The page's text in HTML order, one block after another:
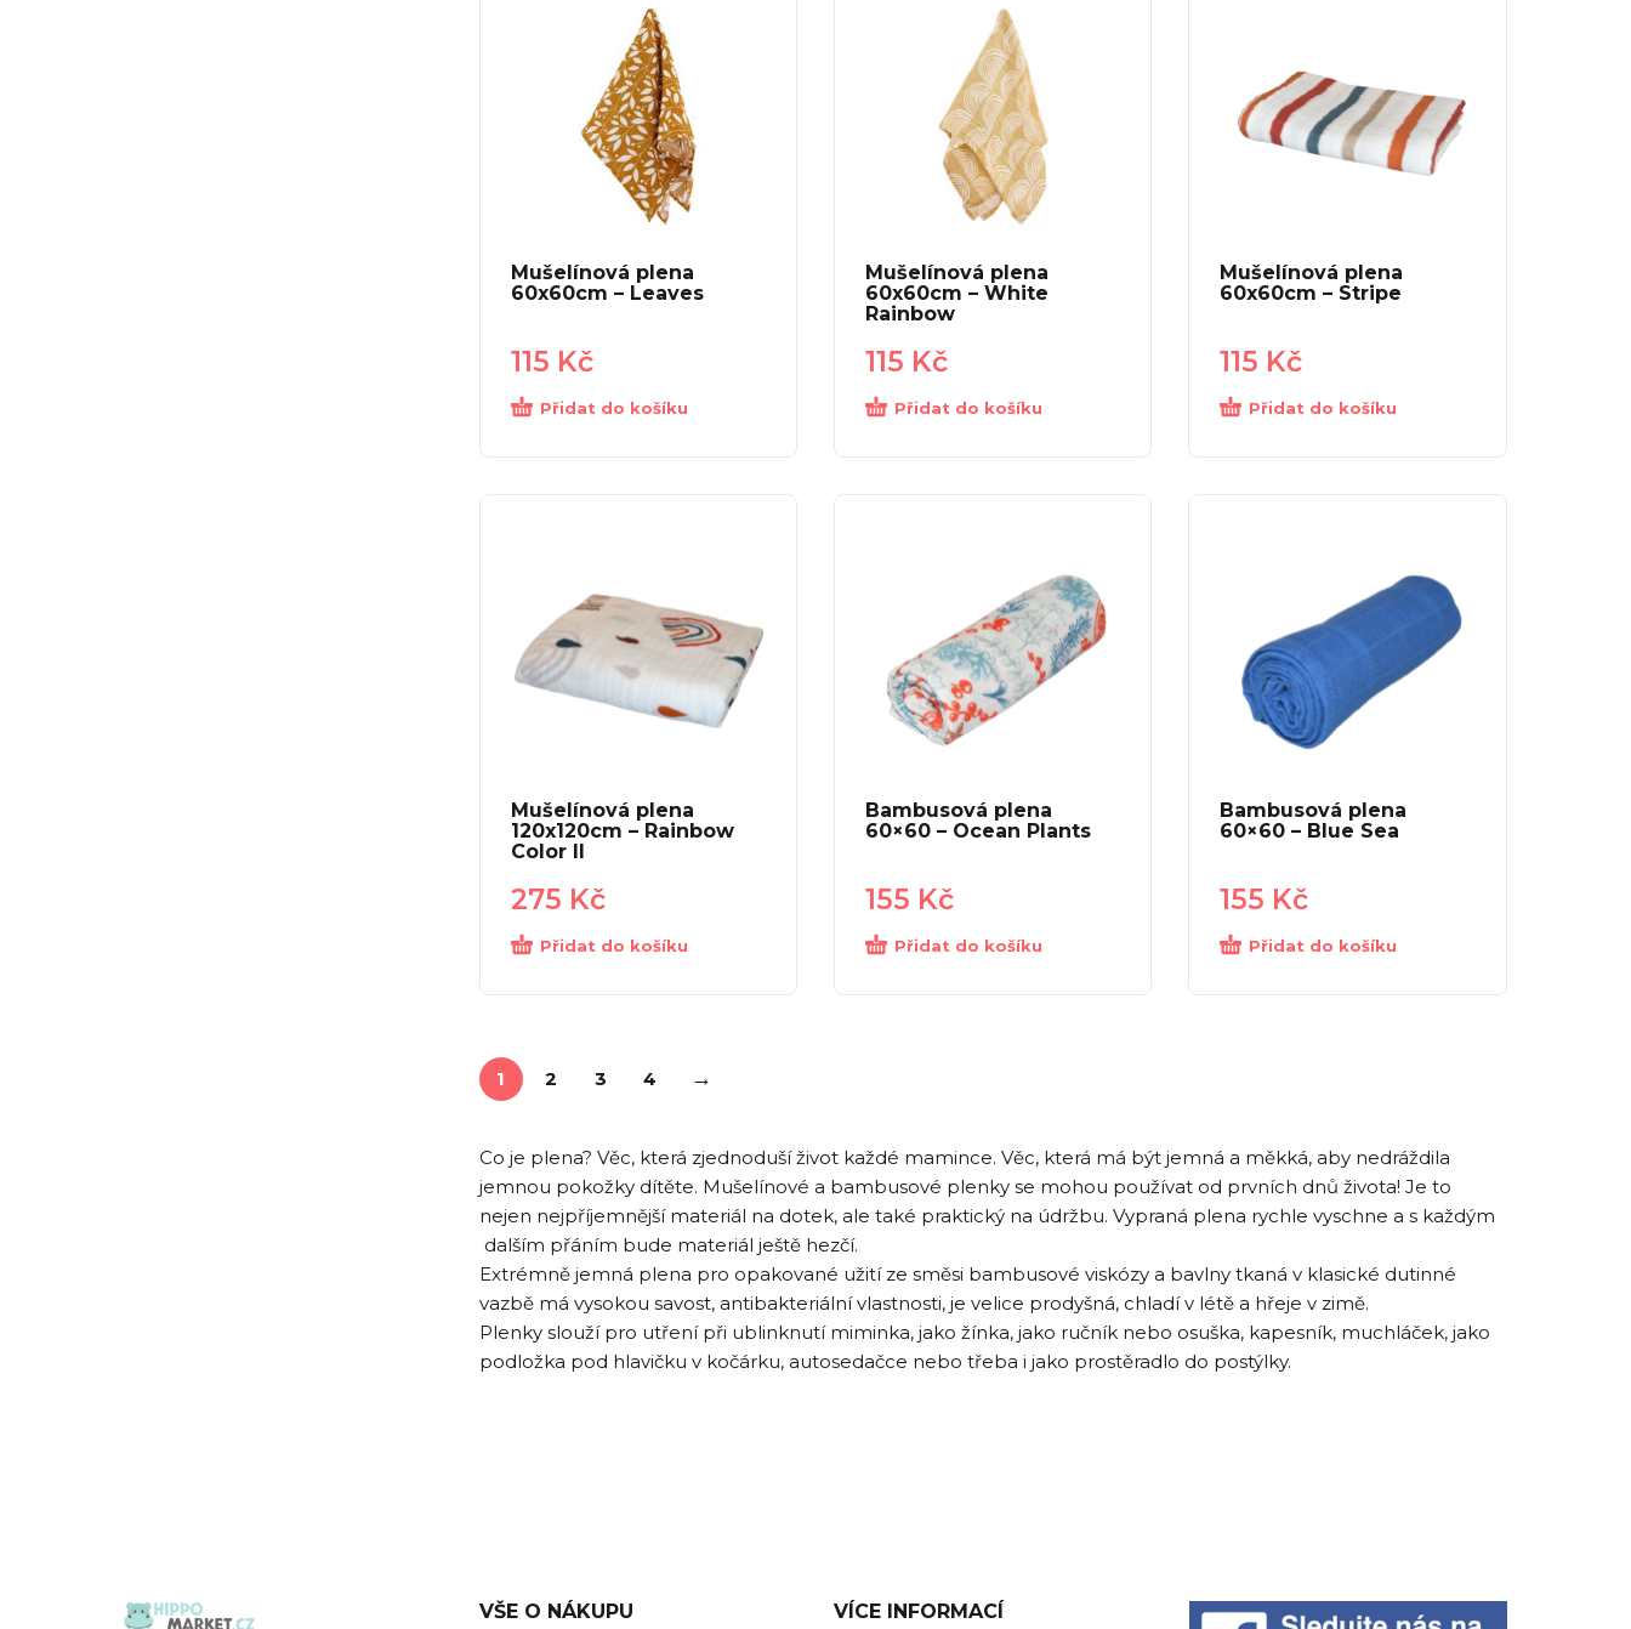
Mušelínová plena
60x60cm – Leaves
115 Kč
Přidat do košíku
Mušelínová plena
60x60cm – White
Rainbow
115 Kč
Přidat do košíku
Mušelínová plena
60x60cm – Stripe
115 Kč
Přidat do košíku
Mušelínová plena
120x120cm – Rainbow
Color II
275 Kč
Přidat do košíku
Bambusová plena
60×60 – Ocean Plants
155 Kč
Přidat do košíku
Bambusová plena
60×60 – Blue Sea
155 Kč
Přidat do košíku
1 2 3 4 →
Co je plena? Věc, která zjednoduší život každé mamince. Věc, která má být jemná a měkká, aby nedráždila
jemnou pokožky dítěte. Mušelínové a bambusové plenky se mohou používat od prvních dnů života! Je to
nejen nejpříjemnější materiál na dotek, ale také praktický na údržbu. Vypraná plena rychle vyschne a s každým
dalším přáním bude materiál ještě hezčí.
Extrémně jemná plena pro opakované užití ze směsi bambusové viskózy a bavlny tkaná v klasické dutinné
vazbě má vysokou savost, antibakteriální vlastnosti, je velice prodyšná, chladí v létě a hřeje v zimě.
Plenky slouží pro utření při ublinknutí miminka, jako žínka, jako ručník nebo osuška, kapesník, muchláček, jako
podložka pod hlavičku v kočárku, autosedačce nebo třeba i jako prostěradlo do postýlky.
VŠE O NÁKUPU VÍCE INFORMACÍ